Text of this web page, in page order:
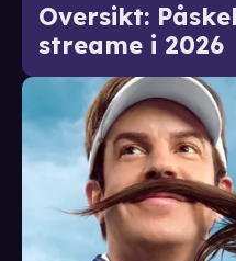
Oversikt:
streame i 2026